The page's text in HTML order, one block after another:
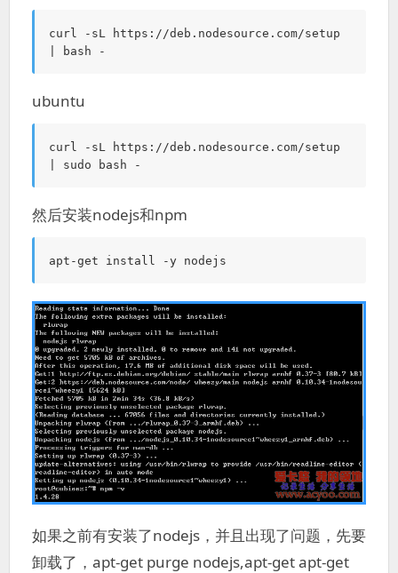
curl -sL https://deb.nodesource.com/setup
| bash -
ubuntu
curl -sL https://deb.nodesource.com/setup
| sudo bash -
然后安装nodejs和npm
apt-get install -y nodejs
如果之前有安装了nodejs，并且出现了问题，先要
卸载了，apt-get purge nodejs,apt-get apt-get